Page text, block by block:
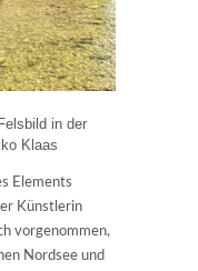
in der
Klaas
Elements
Künstlerin
vorgenommen,
Nordsee und